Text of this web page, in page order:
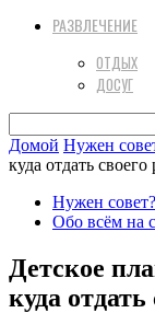
РАЗВЛЕЧЕНИЕ
ОТДЫХ
ДОСУГ
Домой Нужен
куда отдать своего
Нужен совет?
Обо всём на
Детское
куда отдать